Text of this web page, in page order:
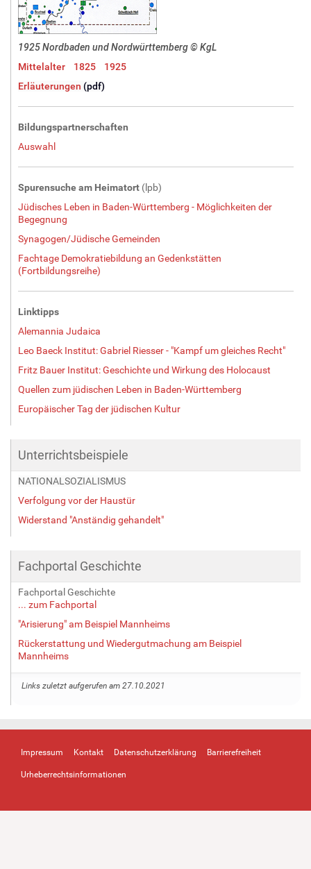
1925 Nordbaden und Nordwürttemberg© KgL
Mittelalter
1825
1925
Erläuterungen (pdf)
Bildungspartnerschaften
Auswahl
Spurensuche am Heimatort (lpb)
Jüdisches Leben in Baden-Württemberg - Möglichkeiten der
Begegnung
Synagogen/Jüdische Gemeinden
Fachtage Demokratiebildung an Gedenkstätten
(Fortbildungsreihe)
Linktipps
Alemannia Judaica
Leo Baeck Institut: Gabriel Riesser - "Kampf um gleiches Recht"
Fritz Bauer Institut: Geschichte und Wirkung des Holocaust
Quellen zum jüdischen Leben in Baden-Württemberg
Europäischer Tag der jüdischen Kultur
Unterrichtsbeispiele
NATIONALSOZIALISMUS
Verfolgung vor der Haustür
Widerstand "Anständig gehandelt"
Fachportal Geschichte
Fachportal Geschichte
... zum Fachportal
"Arisierung" am Beispiel Mannheims
Rückerstattung und Wiedergutmachung am Beispiel
Mannheims
Links zuletzt aufgerufen am 27.10.2021
Impressum Kontakt Datenschutzerklärung Barrierefreiheit
Urheberrechtsinformationen